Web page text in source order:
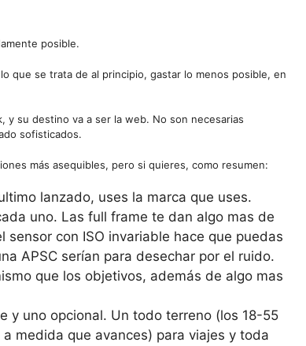
posible.
que se trata de al principio, gastar lo menos posible, en
y su destino va a ser la web. No son necesarias
sofisticados.
más asequibles, pero si quieres, como resumen:
lanzado, uses la marca que uses.
uno. Las full frame te dan algo mas de
con ISO invariable hace que puedas
APSC serían para desechar por el ruido.
que los objetivos, además de algo mas
y uno opcional. Un todo terreno (los 18-55
medida que avances) para viajes y toda